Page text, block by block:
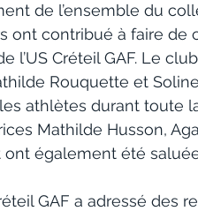
de l’ensemble du
ont contribué à faire
l’US Créteil GAF. Le
Rouquette et
athlètes durant toute
Mathilde Husson,
ont également été
GAF a adressé